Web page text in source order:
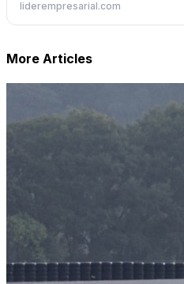
liderempresarial.com
More Articles